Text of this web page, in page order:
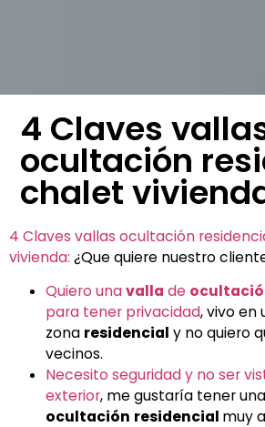
4 Claves
ocultación
chalet
4 Claves vallas ocultación
vivienda: ¿Que quiere nuestro
Quiero unavalla de
para tener privacidad, vivo en
zona residencial y no quiero
vecinos.
Necesito seguridad y no ser
exterior, me gustaría tener
ocultación residencial muy